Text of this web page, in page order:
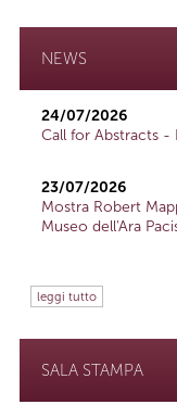
NEWS
24/07/2026
Call for Abstracts -
23/07/2026
Mostra Robert
Museo dell'Ara
leggi tutto
SALA STAMPA